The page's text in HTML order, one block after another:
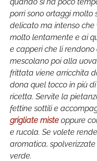
porri sono ortaggi molto
delicato ma intenso
molto lentamente e ai
e capperi che li
mescolano poi alla
frittata viene arricchita
dona quel tocco in più
ricetta. Servite la
fettine sottili e
grigliate miste oppure
e rucola. Se volete
aromatica,
verde.